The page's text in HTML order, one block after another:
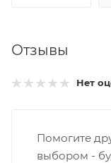
Отзывы
Нет
Помогите
выбором -